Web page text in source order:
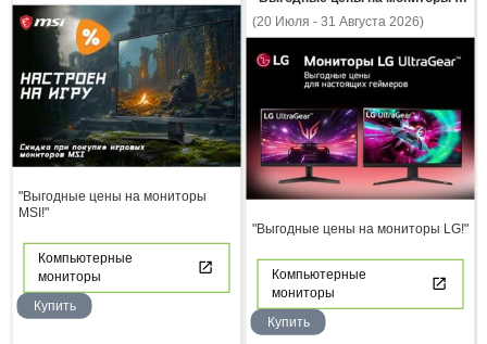
"Выгодные цены на мониторы
MSI!"
Компьютерные
мониторы
Купить
(20 Июля - 31 Августа 2026)
"Выгодные цены на мониторы LG!"
Компьютерные
мониторы
Купить